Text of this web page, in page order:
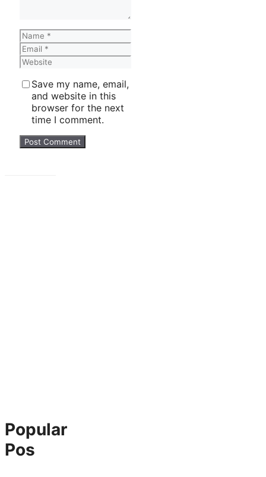
Name
Email
Website
Save my name, email,
and website in this
browser for the next
time I comment.
Popular
Pos